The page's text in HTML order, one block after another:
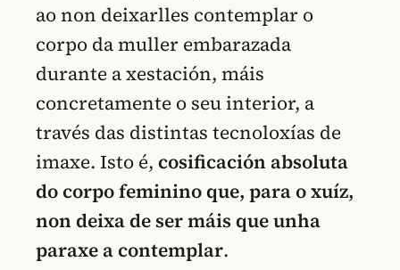
ao non deixarlles contemplar o
corpo da muller embarazada
durante a xestación, máis
concretamente o seu interior, a
través das distintas tecnoloxías de
imaxe. Isto é, cosificación absoluta
do corpo feminino que, para o xuíz,
non deixa de ser máis que unha
paraxe a contemplar.